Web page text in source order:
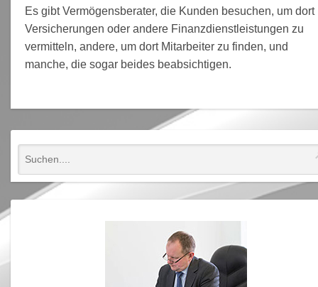
Es gibt Vermögensberater, die Kunden besuchen, um dort
Versicherungen oder andere Finanzdienstleistungen zu
vermitteln, andere, um dort Mitarbeiter zu finden, und
manche, die sogar beides beabsichtigen.